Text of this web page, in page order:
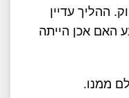
ההליך עדיין
האם אכן הייתה
ממנו.